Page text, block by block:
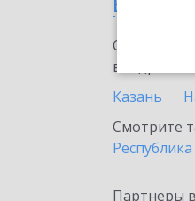
внедрение
Казань
Смотрите
Партнеры